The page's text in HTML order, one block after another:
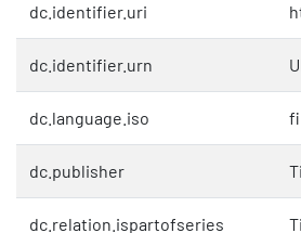
dc.identifier.uri
dc.identifier.urn
dc.language.iso fi
dc.publisher
dc.relation.ispartofseries